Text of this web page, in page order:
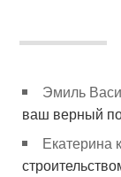
Эмиль
ваш верный
Екатерина